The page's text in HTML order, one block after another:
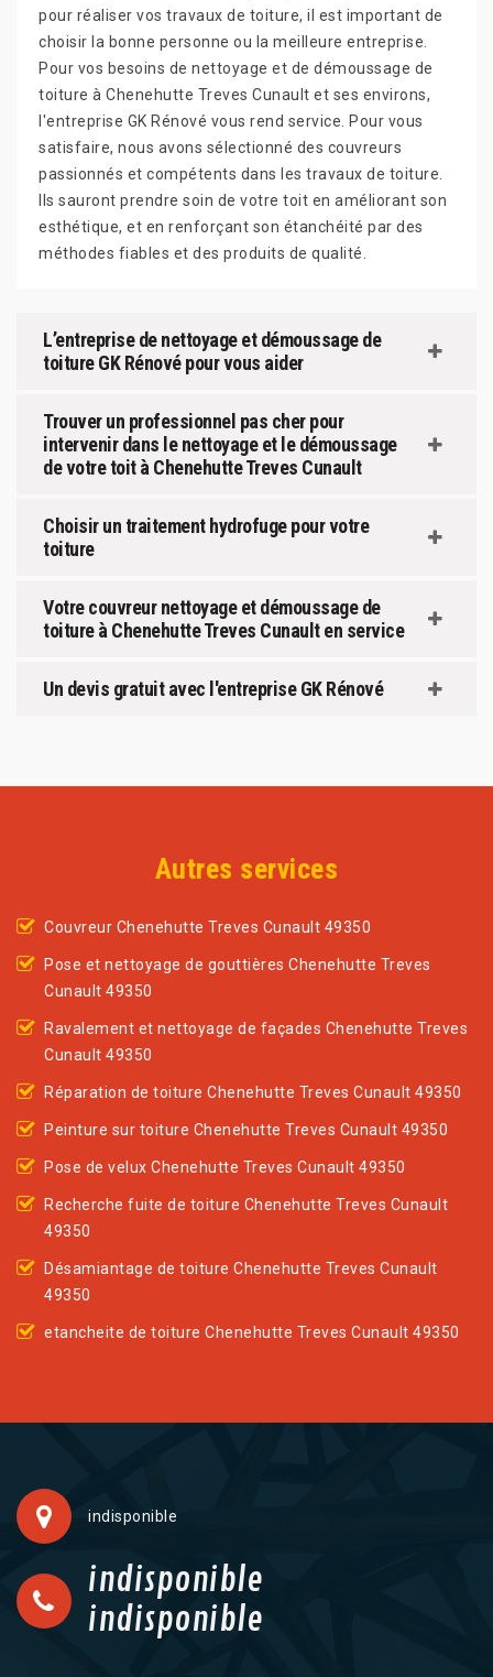
pour réaliser vos travaux de toiture, il est important de
choisir la bonne personne ou la meilleure entreprise.
Pour vos besoins de nettoyage et de démoussage de
toiture à Chenehutte Treves Cunault et ses environs,
l'entreprise GK Rénové vous rend service. Pour vous
satisfaire, nous avons sélectionné des couvreurs
passionnés et compétents dans les travaux de toiture.
Ils sauront prendre soin de votre toit en améliorant son
esthétique, et en renforçant son étanchéité par des
méthodes fiables et des produits de qualité.
L’entreprise de nettoyage et démoussage de
toiture GK Rénové pour vous aider
Trouver un professionnel pas cher pour
intervenir dans le nettoyage et le démoussage
de votre toit à Chenehutte Treves Cunault
Choisir un traitement hydrofuge pour votre
toiture
Votre couvreur nettoyage et démoussage de
toiture à Chenehutte Treves Cunault en service
Un devis gratuit avec l'entreprise GK Rénové
Autres services
Couvreur Chenehutte Treves Cunault 49350
Pose et nettoyage de gouttières Chenehutte Treves
Cunault 49350
Ravalement et nettoyage de façades Chenehutte Treves
Cunault 49350
Réparation de toiture Chenehutte Treves Cunault 49350
Peinture sur toiture Chenehutte Treves Cunault 49350
Pose de velux Chenehutte Treves Cunault 49350
Recherche fuite de toiture Chenehutte Treves Cunault
49350
Désamiantage de toiture Chenehutte Treves Cunault
49350
etancheite de toiture Chenehutte Treves Cunault 49350
indisponible
indisponible
indisponible